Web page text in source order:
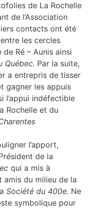
de La Rochelle
de l’Association
contacts ont été
les cercles
Ré – Aunis ainsi
Québec. Par la suite,
a entrepris de tisser
gagner les appuis
l’appui indéfectible
Rochelle et du
l’apport,
de la
qui a mis à
du milieu de la
Société du 400e. Ne
symbolique pour